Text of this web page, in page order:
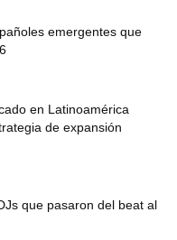
emergentes que
en Latinoamérica
de expansión
que pasaron del beat al